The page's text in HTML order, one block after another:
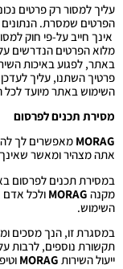
עליך למסור רק פרטים
הפרטים שמסרת.
אינך חייב על-פי חוק
מלוא הפרטים הנדרשים
באתר, לפגוע באיכות
פרטיך השתנו, עליך
השימוש באתר מיועד לכל
מסירת תכנים לפרסום
MORAG מאפשרים לך
אתה מצהיר ומאשר
במסירת תכנים לפרסום
מקנה MORAG ולכל
השימוש.
במסגרת זו, הנך מסכים
תקשורת נוספים, לרבות על
ייעול השירות MORAG